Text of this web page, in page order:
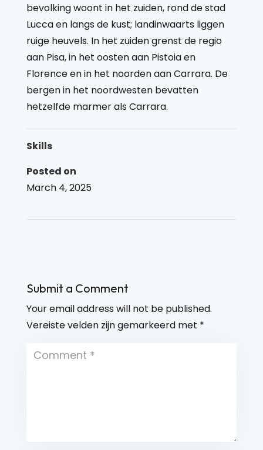
bevolking woont in het zuiden, rond de stad
Lucca en langs de kust; landinwaarts liggen
ruige heuvels. In het zuiden grenst de regio
aan Pisa, in het oosten aan Pistoia en
Florence en in het noorden aan Carrara. De
bergen in het noordwesten bevatten
hetzelfde marmer als Carrara.
Skills
Posted on
March 4, 2025
Submit a Comment
Your email address will not be published.
Vereiste velden zijn gemarkeerd met *